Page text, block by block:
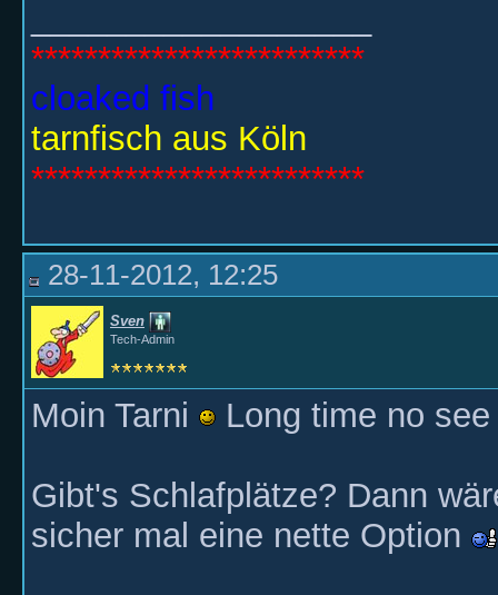
*************************
cloaked fish
tarnfisch aus Köln
*************************
28-11-2012, 12:25
Sven
Tech-Admin
Moin Tarni Long time no
Gibt's Schlafplätze? Dann
sicher mal eine nette Option